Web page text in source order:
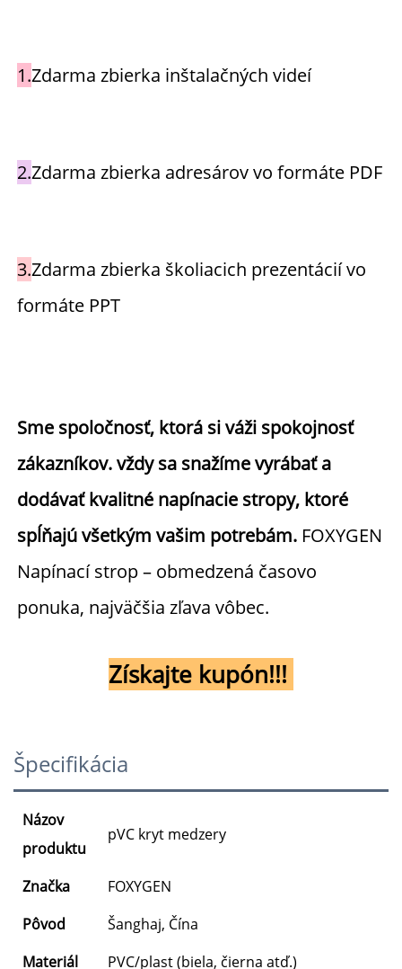
1.Zdarma zbierka inštalačných videí
2.
3.Zdarma zbierka školiacich prezentácií vo
formáte PPT
Sme spoločnosť, ktorá si váži spokojnosť
zákazníkov. vždy sa snažíme vyrábať a
dodávať kvalitné napínacie stropy, ktoré
spĺňajú všetkým vašim potrebám. FOXYGEN
Napínací strop – obmedzená časovo
ponuka, najväčšia zľava vôbec.
Získajte kupón!!!
Špecifikácia
Názov
produktu
pVC kryt medzery
Značka
FOXYGEN
Pôvod
Šanghaj, Čína
Materiál
PVC/plast (biela, čierna atď.)